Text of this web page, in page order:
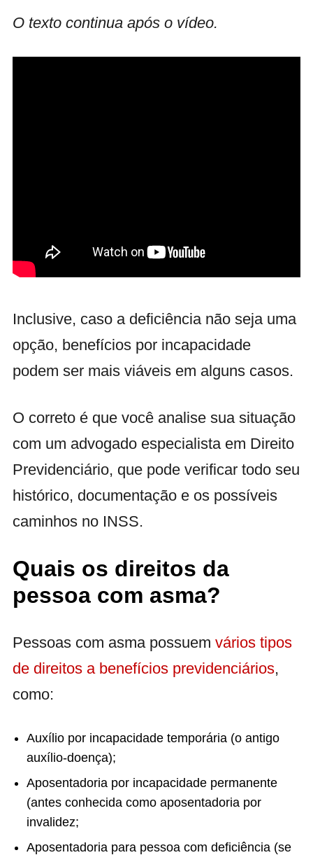
O texto continua após o vídeo.
Inclusive, caso a deficiência não seja uma
opção, benefícios por incapacidade
podem ser mais viáveis em alguns casos.
O correto é que você analise sua situação
com um advogado especialista em Direito
Previdenciário, que pode verificar todo seu
histórico, documentação e os possíveis
caminhos no INSS.
Quais os direitos da
pessoa com asma?
Pessoas com asma possuem vários tipos
de direitos a benefícios previdenciários,
como:
Auxílio por incapacidade temporária (o antigo
auxílio-doença);
Aposentadoria por incapacidade permanente
(antes conhecida como aposentadoria por
invalidez;
Aposentadoria para pessoa com deficiência (se